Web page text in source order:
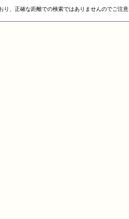
り、正確な距離での検索ではありませんのでご注意